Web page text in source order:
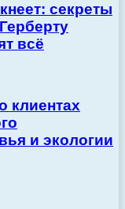
секреты
всё
клиентах
и экологии